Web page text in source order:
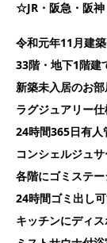
☆JR・阪急・阪
令和元年11月建築
33階・地下1階建
新築未入居のお
ラグジュアリー
24時間365日有人
コンシェルジュ
各階にゴミステー
24時間ゴミ出し
キッチンにディ